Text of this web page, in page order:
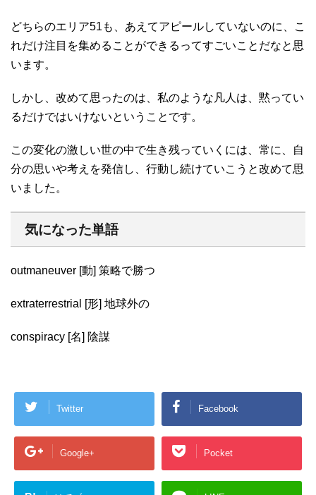
どちらのエリア51も、あえてアピールしていないのに、こ
れだけ注目を集めることができるってすごいことだなと思
います。
しかし、改めて思ったのは、私のような凡人は、黙ってい
るだけではいけないということです。
この変化の激しい世の中で生き残っていくには、常に、自
分の思いや考えを発信し、行動し続けていこうと改めて思
いました。
気になった単語
outmaneuver [動] 策略で勝つ
extraterrestrial [形] 地球外の
conspiracy [名] 陰謀
Twitter Facebook
Google+ Pocket